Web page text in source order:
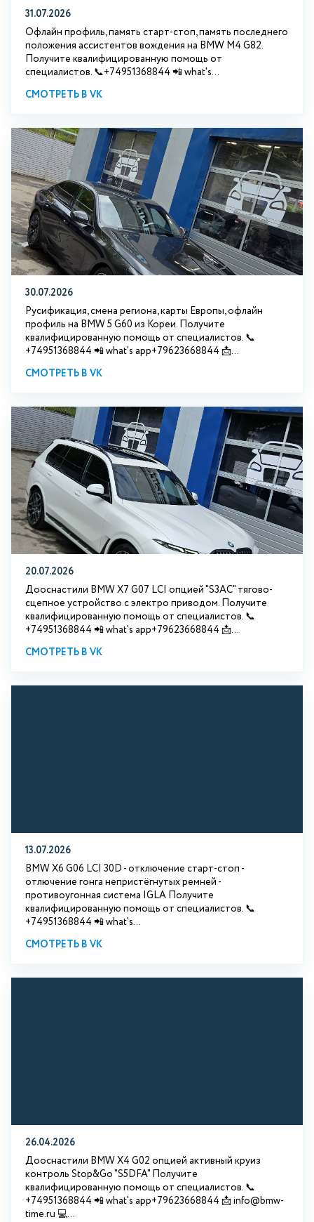
31.07.2026
Офлайн профиль, память старт-стоп, память последнего
положения ассистентов вождения на BMW М4 G82.
Получите квалифицированную помощь от
специалистов. 📞+74951368844 📲 what's...
СМОТРЕТЬ В VK
30.07.2026
Русификация, смена региона, карты Европы, офлайн
профиль на BMW 5 G60 из Кореи. Получите
квалифицированную помощь от специалистов. 📞
+74951368844 📲 what's app+79623668844 📩...
СМОТРЕТЬ В VK
20.07.2026
Дооснастили BMW Х7 G07 LCI опцией "S3АС" тягово-
сцепное устройство с электро приводом. Получите
квалифицированную помощь от специалистов. 📞
+74951368844 📲 what's app+79623668844 📩...
СМОТРЕТЬ В VK
13.07.2026
BMW X6 G06 LCI 30D - отключение старт-стоп -
отлючение гонга непристёгнутых ремней -
противоугонная система IGLA Получите
квалифицированную помощь от специалистов. 📞
+74951368844 📲 what's...
СМОТРЕТЬ В VK
26.04.2026
Дооснастили BMW X4 G02 опцией активный круиз
контроль Stop&Go "S5DFA" Получите
квалифицированную помощь от специалистов. 📞
+74951368844 📲 what's app+79623668844 📩 info@bmw-
time.ru 💻...